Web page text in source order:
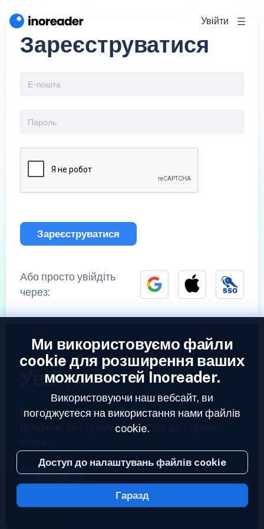
Увійти
Зареєструватися
Зареєструватися
Або просто увійдіть
через:
Увійти
Вже зареєстровані?Увійдіть до свого
профілю та отримуйте доступ до стрічок
Увійти
2023 © Inoreader
Ми використовуємо файли
cookie для розширення ваших
можливостей Inoreader.
Використовуючи наш вебсайт, ви
погоджуєтеся на використання нами файлів
cookie.
Доступ до налаштувань файлів cookie
Гаразд